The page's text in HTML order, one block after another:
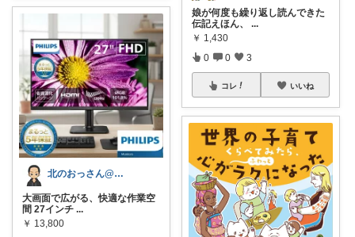
北のおっさん@ガジェット好き
大画面で広がる、快適な作業空
間 27インチ ...
￥ 13,800
娘が何度も繰り返し読んできた
伝記えほん、
...
￥ 1,430
0 0 3
コレ いいね